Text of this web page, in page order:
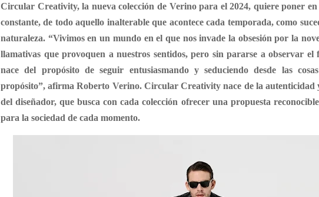
Circular Creativity, la nueva colección de Verino para el 2024, quiere poner
constante, de todo aquello inalterable que acontece cada temporada, como
naturaleza. “Vivimos en un mundo en el que nos invade la obsesión por la
llamativas que provoquen a nuestros sentidos, pero sin pararse a observar el
nace del propósito de seguir entusiasmando y seduciendo desde las
propósito”, afirma Roberto Verino. Circular Creativity nace de la autenticidad
del diseñador, que busca con cada colección ofrecer una propuesta
para la sociedad de cada momento.